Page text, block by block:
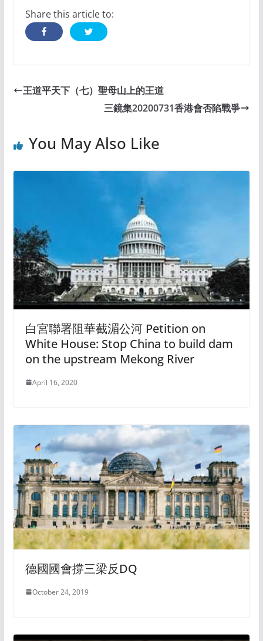
Share this article to:
王道平天下（七）聖母山上的王道
三鏡集20200731香港會否陷戰爭
You May Also Like
白宮聯署阻華截湄公河 Petition on
White House: Stop China to build dam
on the upstream Mekong River
April 16, 2020
德國國會撐三梁反DQ
October 24, 2019